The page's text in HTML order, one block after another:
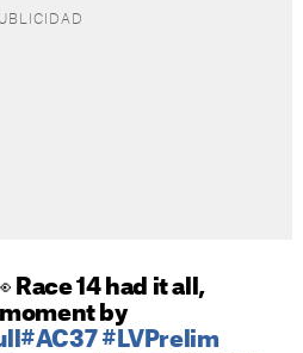
Race 14 had it all,
by
#AC37 #LVPrelim